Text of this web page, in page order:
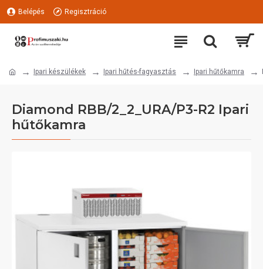
Belépés Regisztráció
Ipari készülékek Ipari hűtés-fagyasztás Ipari hűtőkamra
Diamond RBB/2_2_URA/P3-R2 Ipari
hűtőkamra